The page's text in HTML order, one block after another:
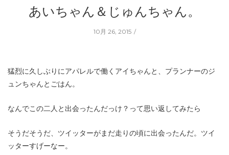
あいちゃん＆じゅんちゃん。
10月 26, 2015
猛烈に久しぶりにアパレルで働くアイちゃんと、プランナーのジ
ュンちゃんとごはん。
なんでこの二人と出会ったんだっけ？って思い返してみたら
そうだそうだ、ツイッターがまだ走りの頃に出会ったんだ。ツイ
ッターすげーなー。